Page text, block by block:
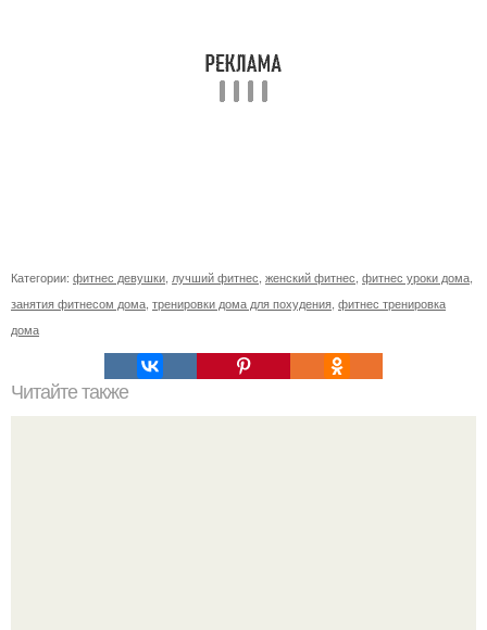
Категории: фитнес девушки лучший фитнес женский фитнес фитнес уроки дома
занятия фитнесом дома тренировки дома для похудения фитнес тренировка
дома
Читайте также